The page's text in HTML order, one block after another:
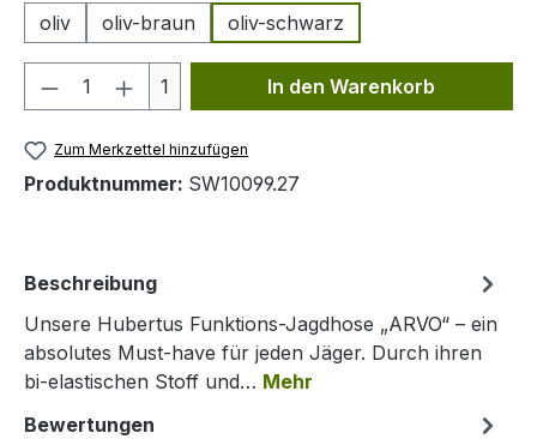
oliv
oliv-braun oliv-schwarz
Produkt Anzahl: Gib den
1 In den Warenkorb
Zum Merkzettel hinzufügen
Produktnummer: SW10099.27
Beschreibung
Unsere Hubertus Funktions-Jagdhose „ARVO“ – ein
absolutes Must-have für jeden Jäger. Durch ihren
bi-elastischen Stoff und… Mehr
Bewertungen